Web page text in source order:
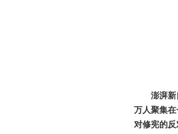
澎湃
万人聚集
对修宪的反